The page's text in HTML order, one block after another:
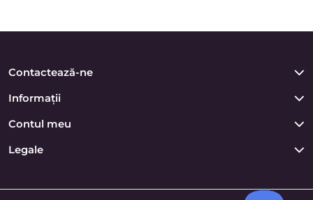
Contactează-ne
Informații
Contul meu
Legale